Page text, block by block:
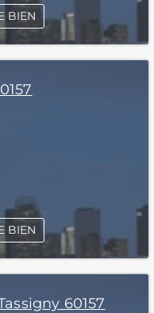
BIEN
BIEN
60157